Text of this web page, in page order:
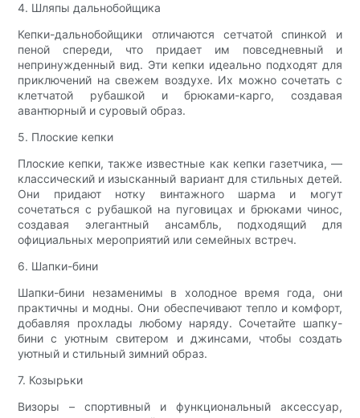
4. Шляпы дальнобойщика
Кепки-дальнобойщики отличаются сетчатой ​​спинкой и
пеной спереди, что придает им повседневный и
непринужденный вид. Эти кепки идеально подходят для
приключений на свежем воздухе. Их можно сочетать с
клетчатой ​​рубашкой и брюками-карго, создавая
авантюрный и суровый образ.
5. Плоские кепки
Плоские кепки, также известные как кепки газетчика, —
классический и изысканный вариант для стильных детей.
Они придают нотку винтажного шарма и могут
сочетаться с рубашкой на пуговицах и брюками чинос,
создавая элегантный ансамбль, подходящий для
официальных мероприятий или семейных встреч.
6. Шапки-бини
Шапки-бини незаменимы в холодное время года, они
практичны и модны. Они обеспечивают тепло и комфорт,
добавляя прохлады любому наряду. Сочетайте шапку-
бини с уютным свитером и джинсами, чтобы создать
уютный и стильный зимний образ.
7. Козырьки
Визоры – спортивный и функциональный аксессуар,